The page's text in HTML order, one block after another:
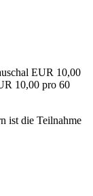
EUR 10,00
10,00 pro 60
ist die Teilnahme